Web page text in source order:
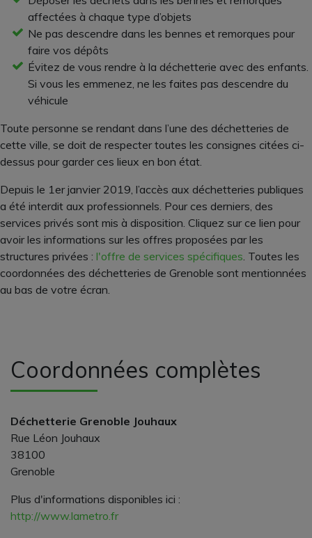
affectées à chaque type d’objets
Ne pas descendre dans les bennes et remorques pour
faire vos dépôts
Évitez de vous rendre à la déchetterie avec des enfants.
Si vous les emmenez, ne les faites pas descendre du
véhicule
Toute personne se rendant dans l’une des déchetteries de
cette ville, se doit de respecter toutes les consignes citées ci-
dessus pour garder ces lieux en bon état.
Depuis le 1er janvier 2019, l’accès aux déchetteries publiques
a été interdit aux professionnels. Pour ces derniers, des
services privés sont mis à disposition. Cliquez sur ce lien pour
avoir les informations sur les offres proposées par les
structures privées : l'offre de services spécifiques . Toutes les
coordonnées des déchetteries de Grenoble sont mentionnées
au bas de votre écran.
Coordonnées complètes
Déchetterie Grenoble Jouhaux
Rue Léon Jouhaux
38100
Grenoble
Plus d'informations disponibles ici :
http://www.lametro.fr